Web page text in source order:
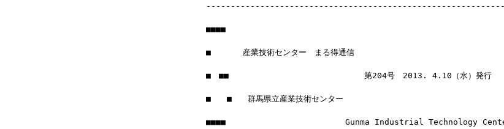
■■■■
■　　　　産業技術センター　まる得通信
■　■■　　　　　　　　　　　　　　　　　第204号　2013. 4.10（水）発行
■　　■　　群馬県立産業技術センター
■■■■　　　　　　　　　　　　　　　Gunma Industrial Technology